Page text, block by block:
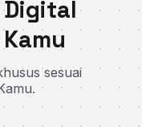
Digital
sesuai